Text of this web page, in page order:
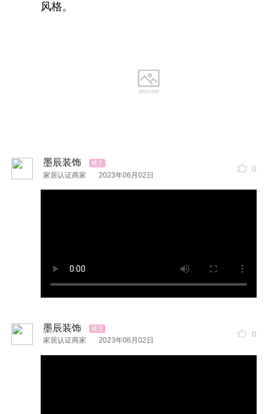
墨辰合作品牌
风格。
墨辰装饰
家居认证商家 2023年06月02日
0
墨辰装饰
家居认证商家 2023年06月02日
0